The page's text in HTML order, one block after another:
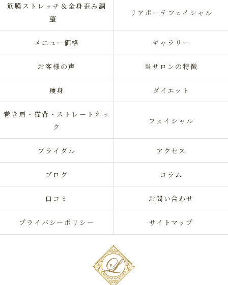
筋膜ストレッチ＆全身歪み調
整
リアボーテフェイシャル
メニュー価格 ギャラリー
お客様の声 当サロンの特徴
痩身 ダイエット
巻き肩・猫背・ストレートネッ
ク
フェイシャル
ブライダル アクセス
ブログ コラム
口コミ お問い合わせ
プライバシーポリシー サイトマップ